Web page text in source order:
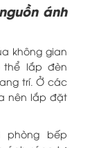
ánh
không gian
lắp đèn
trí. Ở các
nên lắp đặt
phòng bếp